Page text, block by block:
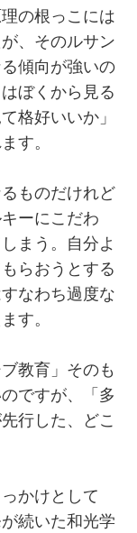
の根っこには
、そのルサン
傾向が強いの
ぼくから見る
格好いいか」
す。
ものだけれど
ーにこだわ
まう。自分よ
らおうとする
なわち過度な
す。
教育」そのも
ですが、「多
行した、どこ
かけとして
続いた和光学